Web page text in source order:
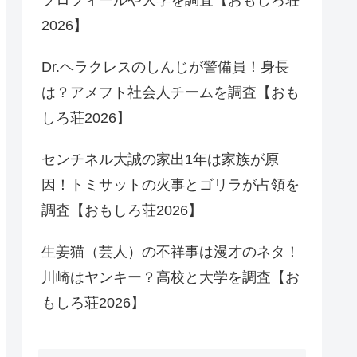
2026】
Dr.ヘラクレスのしんじが警備員！身長
は？アメフト社会人チームを調査【おも
しろ荘2026】
センチネル大誠の家出1年は家族が原
因！トミサットの火事とゴリラが占領を
調査【おもしろ荘2026】
生姜猫（芸人）の不祥事は漫才のネタ！
川崎はヤンキー？高校と大学を調査【お
もしろ荘2026】